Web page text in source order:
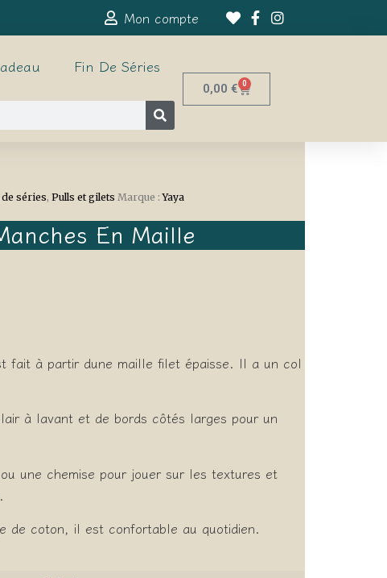
Mon compte
Fin De Séries
0,00 € 0
séries, Pulls et gilets Marque :Yaya
En Maille
fait à partir dune maille filet épaisse. Il a un col
à lavant et de bords côtés larges pour un
une chemise pour jouer sur les textures et
de coton, il est confortable au quotidien.